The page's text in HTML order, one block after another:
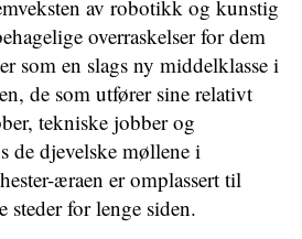
av robotikk og kunstig
overraskelser for dem
som en slags ny middelklasse i
de som utfører sine relativt
tekniske jobber og
de djevelske møllene i
æraen er omplassert til
steder for lenge siden.